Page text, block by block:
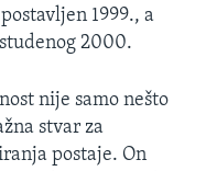
1999., a
2000.
nije samo nešto
stvar za
postaje. On